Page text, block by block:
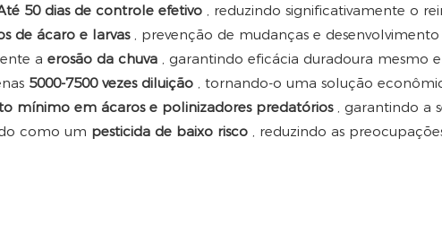
50 dias de controle efetivo , reduzindo significativamente o
de ácaro e larvas , prevenção de mudanças e
a erosão da chuva , garantindo eficácia duradoura mesmo
5000-7500 vezes diluição , tornando-o uma solução
mínimo em ácaros e polinizadores predatórios , garantindo a
como um pesticida de baixo risco , reduzindo as